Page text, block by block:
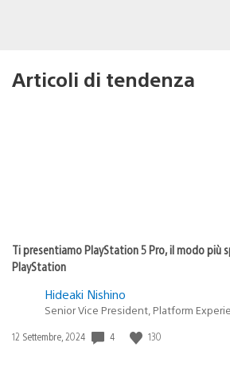
Articoli di tendenza
Ti presentiamo PlayStation 5 Pro, il modo più
PlayStation
Hideaki Nishino
Senior Vice President, Platform
Data
12 Settembre, 2024 4 130